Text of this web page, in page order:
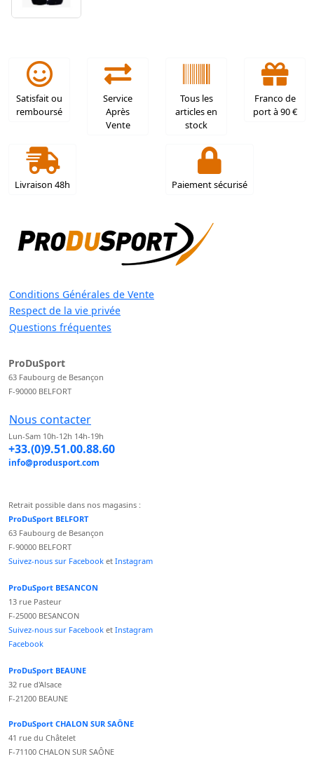
Satisfait ou
remboursé
Service
Après
Vente
Tous les
articles en
stock
Franco de
port à 90 €
Livraison 48h Paiement sécurisé
Conditions Générales de Vente
Respect de la vie privée
Questions fréquentes
ProDuSport
63 Faubourg de Besançon
F-90000 BELFORT
Nous contacter
Lun-Sam 10h-12h 14h-19h
+33.(0)9.51.00.88.60
info@produsport.com
Retrait possible dans nos magasins :
ProDuSport BELFORT
63 Faubourg de Besançon
F-90000 BELFORT
Suivez-nous sur Facebook et Instagram
ProDuSport BESANCON
13 rue Pasteur
F-25000 BESANCON
Suivez-nous sur Facebook et Instagram
Facebook
ProDuSport BEAUNE
32 rue d'Alsace
F-21200 BEAUNE
ProDuSport CHALON SUR SAÔNE
41 rue du Châtelet
F-71100 CHALON SUR SAÔNE